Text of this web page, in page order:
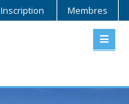
Inscription Membres